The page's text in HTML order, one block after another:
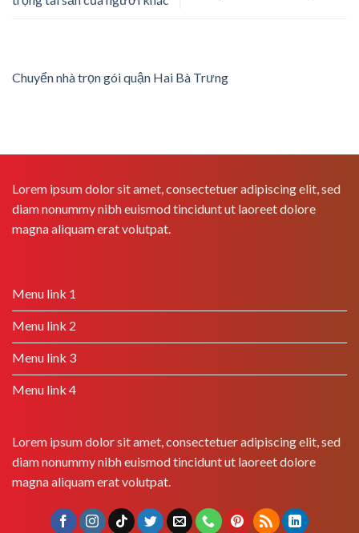
Chuyển nhà trọn gói quận Hai Bà Trưng
Lorem ipsum dolor sit amet, consectetuer adipiscing elit, sed
diam nonummy nibh euismod tincidunt ut laoreet dolore
magna aliquam erat volutpat.
Menu link 1
Menu link 2
Menu link 3
Menu link 4
Lorem ipsum dolor sit amet, consectetuer adipiscing elit, sed
diam nonummy nibh euismod tincidunt ut laoreet dolore
magna aliquam erat volutpat.